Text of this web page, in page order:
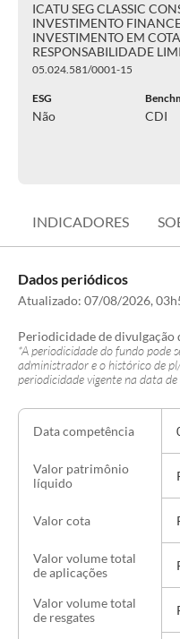
ICATU SEG CLASSIC
INVESTIMENTO
INVESTIMENTO EM
RESPONSABILIDADE
05.024.581/0001-15
ESG
Não CDI
INDICADORES
Dados periódicos
Atualizado: 07/08/2026,
Periodicidade de divulgação
*A periodicidade do fundo pode
administrador e o histórico de
periodicidade vigente na data de
Data competência
Valor patrimônio
líquido
Valor cota
Valor volume total
de aplicações
Valor volume total
de resgates